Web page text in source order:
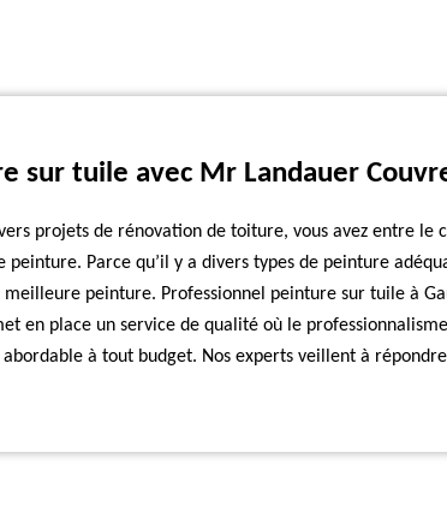
sur tuile avec Mr Landauer
projets de rénovation de toiture, vous avez entre le
peinture. Parce qu’il y a divers types de peinture
meilleure peinture. Professionnel peinture sur tuile à
en place un service de qualité où le
à tout budget. Nos experts veillent à répondre